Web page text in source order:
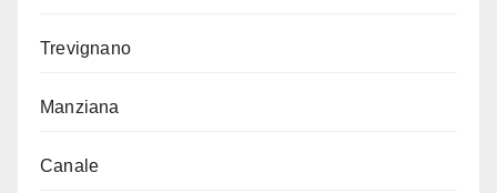
Trevignano
Manziana
Canale